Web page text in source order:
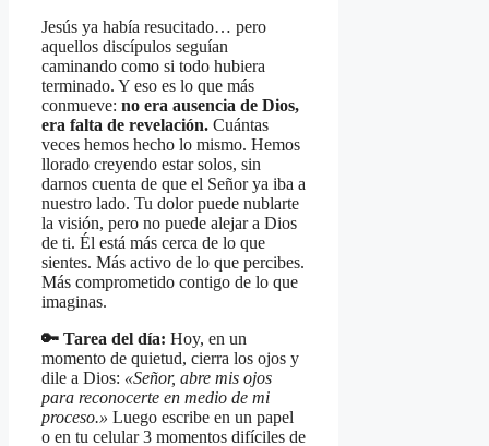
Jesús ya había resucitado… pero
aquellos discípulos seguían
caminando como si todo hubiera
terminado. Y eso es lo que más
conmueve: no era ausencia de Dios,
era falta de revelación. Cuántas
veces hemos hecho lo mismo. Hemos
llorado creyendo estar solos, sin
darnos cuenta de que el Señor ya iba a
nuestro lado. Tu dolor puede nublarte
la visión, pero no puede alejar a Dios
de ti. Él está más cerca de lo que
sientes. Más activo de lo que percibes.
Más comprometido contigo de lo que
imaginas.
🔑 Tarea del día: Hoy, en un
momento de quietud, cierra los ojos y
dile a Dios: «Señor, abre mis ojos
para reconocerte en medio de mi
proceso.» Luego escribe en un papel
o en tu celular 3 momentos difíciles de